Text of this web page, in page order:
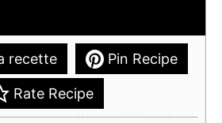
recette Pin Recipe
Rate Recipe